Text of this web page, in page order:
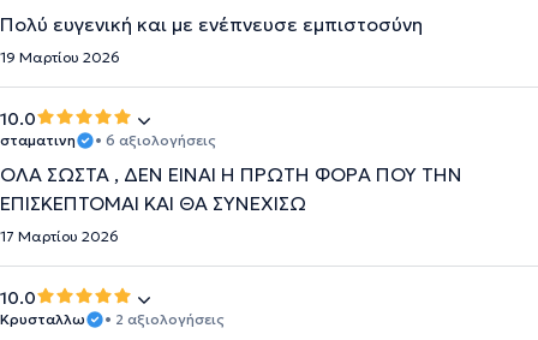
Πολύ ευγενική και με ενέπνευσε εμπιστοσύνη
19 Μαρτίου 2026
10.0
σταματινη • 6 αξιολογήσεις
ΟΛΑ ΣΩΣΤΑ , ΔΕΝ ΕΙΝΑΙ Η ΠΡΩΤΗ ΦΟΡΑ ΠΟΥ ΤΗΝ
ΕΠΙΣΚΕΠΤΟΜΑΙ ΚΑΙ ΘΑ ΣΥΝΕΧΙΣΩ
17 Μαρτίου 2026
10.0
Κρυσταλλω • 2 αξιολογήσεις